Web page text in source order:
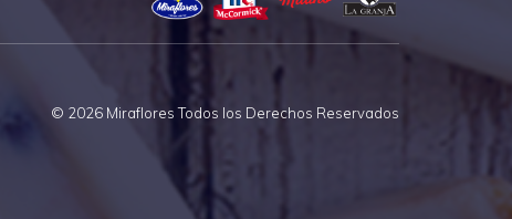
© 2026 Miraflores Todos los Derechos Reservados